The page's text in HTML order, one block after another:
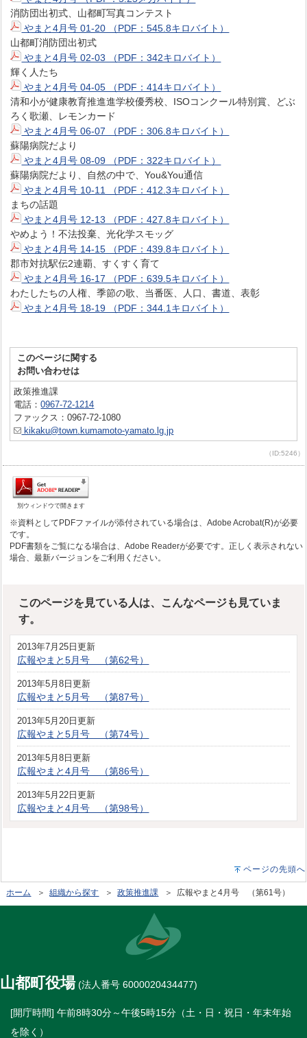
消防団出初式、山都町写真コンテスト
やまと4月号 01-20 （PDF：545.8キロバイト）
山都町消防団出初式
やまと4月号 02-03 （PDF：342キロバイト）
輝く人たち
やまと4月号 04-05 （PDF：414キロバイト）
清和小が健康教育推進進学校優秀校、ISOコンクール特別賞、どぶ
ろく歌瀬、レモンカード
やまと4月号 06-07 （PDF：306.8キロバイト）
蘇陽病院だより
やまと4月号 08-09 （PDF：322キロバイト）
蘇陽病院だより、自然の中で、You&You通信
やまと4月号 10-11 （PDF：412.3キロバイト）
まちの話題
やまと4月号 12-13 （PDF：427.8キロバイト）
やめよう！不法投棄、光化学スモッグ
やまと4月号 14-15 （PDF：439.8キロバイト）
郡市対抗駅伝2連覇、すくすく育て
やまと4月号 16-17 （PDF：639.5キロバイト）
わたしたちの人権、季節の歌、当番医、人口、書道、表彰
やまと4月号 18-19 （PDF：344.1キロバイト）
このページに関する
お問い合わせは
政策推進課
電話：0967-72-1214
ファックス：0967-72-1080
kikaku@town.kumamoto-yamato.lg.jp
（ID:5246）
別ウィンドウで開きます
※資料としてPDFファイルが添付されている場合は、Adobe Acrobat(R)が必要
です。
PDF書類をご覧になる場合は、Adobe Readerが必要です。正しく表示されない
場合、最新バージョンをご利用ください。
このページを見ている人は、こんなページも見ていま
す。
2013年7月25日更新
広報やまと5月号 （第62号）
2013年5月8日更新
広報やまと5月号 （第87号）
2013年5月20日更新
広報やまと5月号 （第74号）
2013年5月8日更新
広報やまと4月号 （第86号）
2013年5月22日更新
広報やまと4月号 （第98号）
ページの先頭へ
ホーム ＞組織から探す ＞政策推進課 ＞ 広報やまと4月号 （第61号）
山都町役場(法人番号 6000020434477)
[開庁時間] 午前8時30分～午後5時15分（土・日・祝日・年末年始
を除く）